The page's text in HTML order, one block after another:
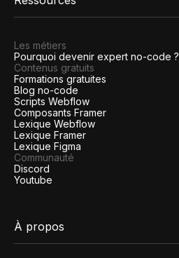
Les métiers
Pourquoi devenir expert no-code ?
Contenus gratuits
Formations gratuites
Blog no-code
Scripts Webflow
Composants Framer
Lexique Webflow
Lexique Framer
Lexique Figma
Communauté
Discord
Youtube
À propos